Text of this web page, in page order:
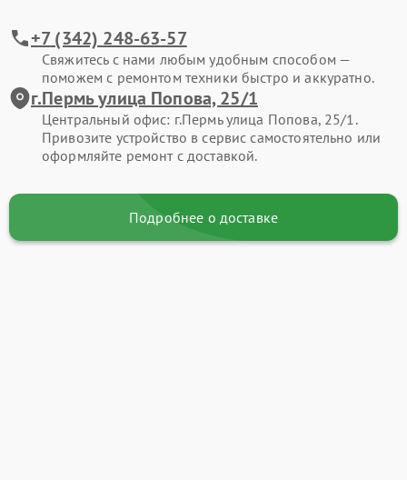
+7 (342) 248-63-57
Свяжитесь с нами любым удобным способом —
поможем с ремонтом техники быстро и аккуратно.
г.Пермь улица Попова, 25/1
Центральный офис: г.Пермь улица Попова, 25/1.
Привозите устройство в сервис самостоятельно или
оформляйте ремонт с доставкой.
Подробнее о доставке